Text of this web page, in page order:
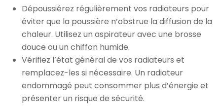
Dépoussiérez régulièrement vos radiateurs pour
éviter que la poussière n’obstrue la diffusion de la
chaleur. Utilisez un aspirateur avec une brosse
douce ou un chiffon humide.
Vérifiez l’état général de vos radiateurs et
remplacez-les si nécessaire. Un radiateur
endommagé peut consommer plus d’énergie et
présenter un risque de sécurité.